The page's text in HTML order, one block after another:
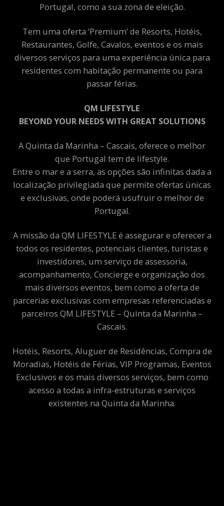
Portugal, como a sua zona de eleição.
Tem uma oferta ‘Premium’ de Resorts, Hotéis,
Restaurantes, Golfe, Cavalos, eventos e os mais
diversos serviços para uma experiência única para
residentes com habitação permanente ou para
passar férias.
QM LIFESTYLE
BEYOND YOUR NEEDS WITH GREAT SOLUTIONS
A Quinta da Marinha – Cascais, oferece o melhor
que Portugal tem de lifestyle.
Entre o mar e a serra, as opções são infinitas dada a
localização privilegiada que permite ofertas únicas
e exclusivas, onde poderá usufruir o melhor de
Portugal.
A missão da QM LIFESTYLE é assegurar e oferecer a
todos os residentes, potenciais clientes, turistas e
investidores, um serviço de assessoria,
acompanhamento, Concierge e organização dos
mais diversos eventos, bem como a oferta de
parcerias exclusivas com empresas referenciadas e
parceiros QM LIFESTYLE – Quinta da Marinha –
Cascais.
Hotéis, Resorts, Aluguer de Residências, Compra de
Moradias, Hotéis de Férias, VIP Programas, Eventos
Exclusivos e os mais diversos serviços, bem como
acesso a todas a infra-estruturas e serviços
existentes na Quinta da Marinha.